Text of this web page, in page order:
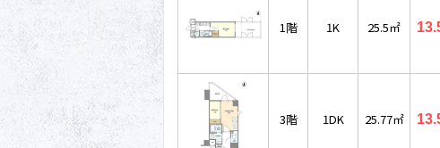
1階 1K 25.5㎡
3階 1DK 25.77㎡